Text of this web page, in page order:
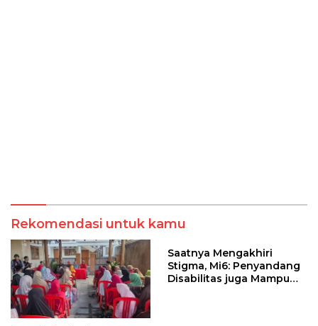
Rekomendasi untuk kamu
Saatnya Mengakhiri
Stigma, Mi6: Penyandang
Disabilitas juga Mampu